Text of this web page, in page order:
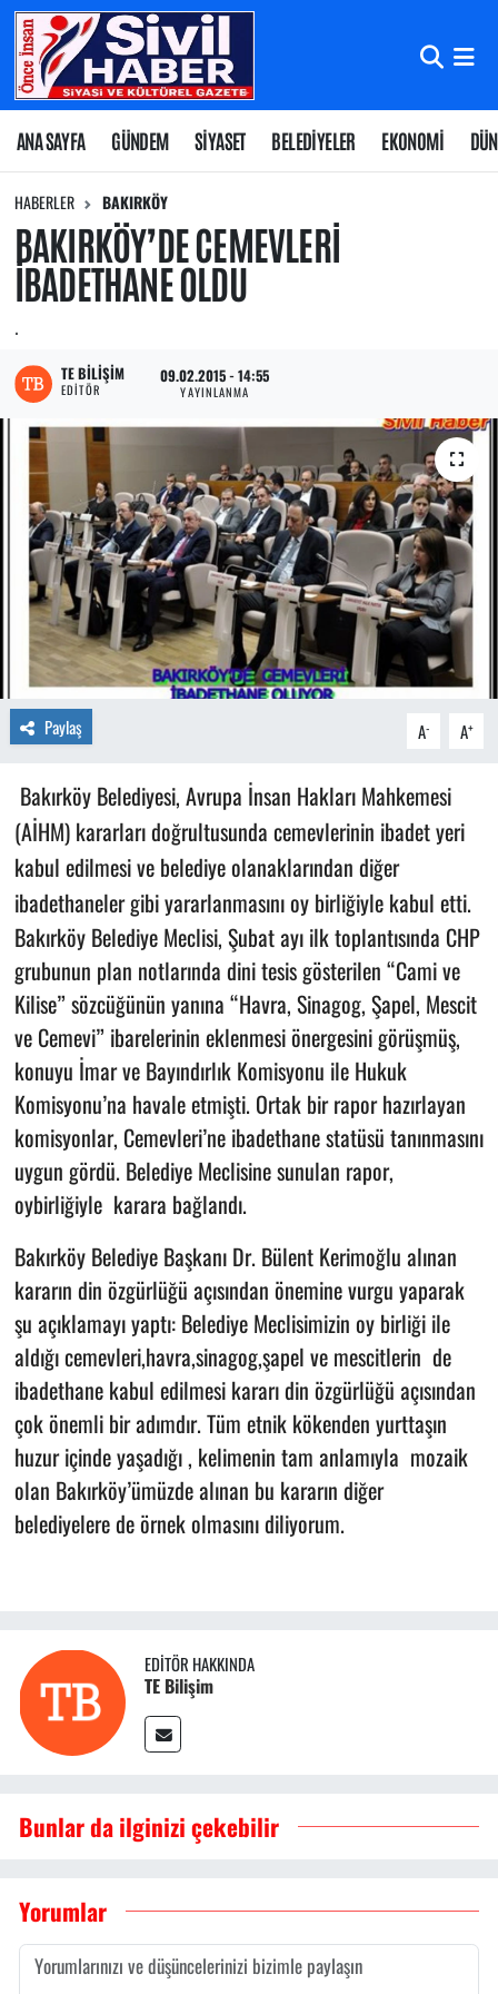
ANA SAYFA GÜNDEM SİYASET BELEDİYELER EKONOMİ
HABERLER BAKIRKÖY
BAKIRKÖY’DE CEMEVLERİ
İBADETHANE OLDU
.
TE BILIŞIM
EDITÖR
09.02.2015 - 14:55
YAYINLANMA
Paylaş A- A+
Bakırköy Belediyesi, Avrupa İnsan Hakları Mahkemesi
(AİHM) kararları doğrultusunda cemevlerinin ibadet yeri
kabul edilmesi ve belediye olanaklarından diğer
ibadethaneler gibi yararlanmasını oy birliğiyle kabul etti.
Bakırköy Belediye Meclisi, Şubat ayı ilk toplantısında CHP
grubunun plan notlarında dini tesis gösterilen “Cami ve
Kilise” sözcüğünün yanına “Havra, Sinagog, Şapel, Mescit
ve Cemevi” ibarelerinin eklenmesi önergesini görüşmüş,
konuyu İmar ve Bayındırlık Komisyonu ile Hukuk
Komisyonu’na havale etmişti. Ortak bir rapor hazırlayan
komisyonlar, Cemevleri’ne ibadethane statüsü tanınmasını
uygun gördü. Belediye Meclisine sunulan rapor,
oybirliğiyle karara bağlandı.
Bakırköy Belediye Başkanı Dr. Bülent Kerimoğlu alınan
kararın din özgürlüğü açısından önemine vurgu yaparak
şu açıklamayı yaptı: Belediye Meclisimizin oy birliği ile
aldığı cemevleri,havra,sinagog,şapel ve mescitlerin de
ibadethane kabul edilmesi kararı din özgürlüğü açısından
çok önemli bir adımdır. Tüm etnik kökenden yurttaşın
huzur içinde yaşadığı , kelimenin tam anlamıyla mozaik
olan Bakırköy’ümüzde alınan bu kararın diğer
belediyelere de örnek olmasını diliyorum.
EDITÖR HAKKINDA
TE Bilişim
Bunlar da ilginizi çekebilir
Yorumlar
Nöbetçi Eczaneler
Hava Durumu
Namaz Vakitleri
Trafik Durumu
Süper Lig Puan Durumu ve Fikstür
Tüm Manşetler
Son Dakika Haberleri
Haber Arşivi